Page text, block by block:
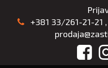
+381 33/261-21-21 ,